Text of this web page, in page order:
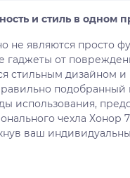
и стиль в одном
не являются просто
гаджеты от
стильным дизайном
использования,
чехла
ваш